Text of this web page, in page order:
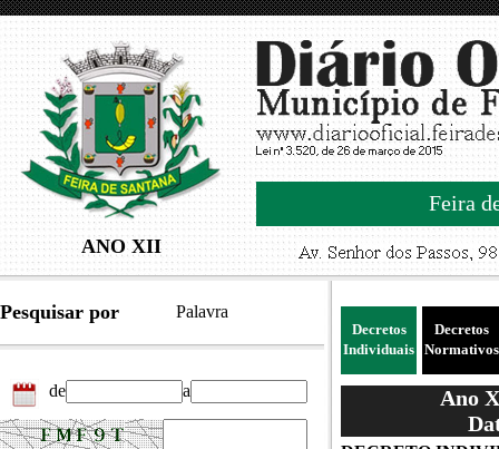
ANO XII
Feira
Pesquisar por Palavra
de a
Decretos
Individuais
Decretos
Normativos
Ano